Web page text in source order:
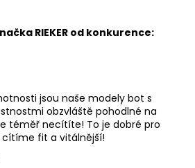
RIEKER od konkurence:
jsou naše modely bot s
obzvláště pohodlné na
téměř necítíte! To je dobré pro
cítíme fit a vitálnější!